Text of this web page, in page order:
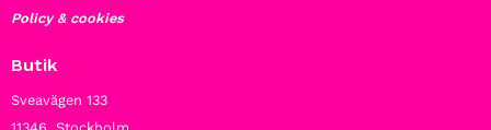
Policy & cookies
Butik
Sveavägen 133